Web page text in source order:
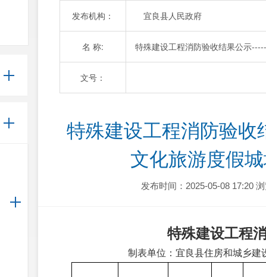
发布机构： 宜良县人民政府
名 称: 特殊建设工程消防验收结果公示
文号：
特殊建设工程消防验收
文化旅游度假
发布时间：2025-05-08 17:20
特殊建设工程
制表单位：宜良县住房和城乡建